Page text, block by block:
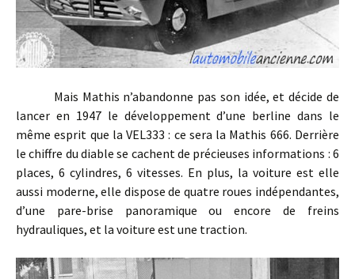
Mais Mathis n’abandonne pas son idée, et décide de
lancer en 1947 le développement d’une berline dans le
même esprit que la VEL333 : ce sera la Mathis 666. Derrière
le chiffre du diable se cachent de précieuses informations : 6
places, 6 cylindres, 6 vitesses. En plus, la voiture est elle
aussi moderne, elle dispose de quatre roues indépendantes,
d’une pare-brise panoramique ou encore de freins
hydrauliques, et la voiture est une traction.